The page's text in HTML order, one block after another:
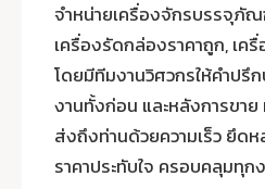
จำหน่ายเครื่องจักรบรรจุภั
เครื่องรัดกล่องราคาถูก, เค
โดยมีทีมงานวิศวกรให้คำปรึก
งานทั้งก่อน และหลังการขา
ส่งถึงท่านด้วยความเร็ว ยึด
ราคาประทับใจ ครอบคลุมทุ